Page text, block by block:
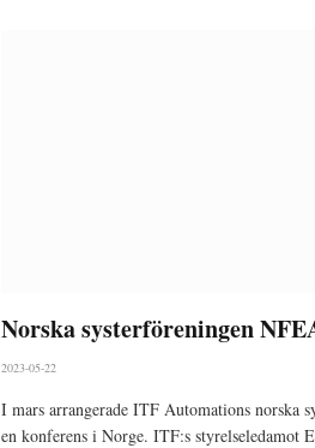
Norska systerföreningen
2023-05-22
I mars arrangerade ITF Automations norska
en konferens i Norge. ITF:s styrelseledamot